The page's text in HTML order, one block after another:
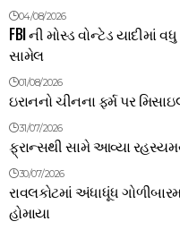
04/08/2026
FBI ની મોસ્ડ વોન્ટેડ યાદીમાં
સામેલ
01/08/2026
ઇરાનનો ચીનના ફર્મ પર
31/07/2026
ફ્રાન્સથી સામે આવ્યા
30/07/2026
રાવલકોટમાં અંધાધૂંધ
હોમાયા